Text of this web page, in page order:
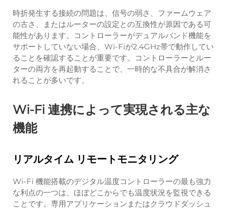
時折発生する接続の問題は、信号の弱さ、ファームウェア
の古さ、またはルーターの設定との互換性が原因である可
能性があります。コントローラーがデュアルバンド機能を
サポートしていない場合、Wi-Fiが2.4GHz帯で動作してい
ることを確認することが重要です。コントローラーとルー
ターの両方を再起動することで、一時的な不具合が解消さ
れることが多いです。
Wi-Fi 連携によって実現される主な
機能
リアルタイム リモートモニタリング
Wi-Fi 機能搭載のデジタル温度コントローラーの最も強力
な利点の一つは、ほぼどこからでも温度状況を監視できる
ことです。専用アプリケーションまたはクラウドダッシュ